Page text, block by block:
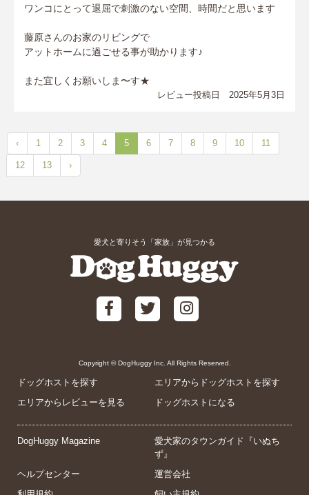
ワンコにとって退屈で刺激のない空間、時間だと思います
藤原さんのお家のリビングで
アットホームに過ごせる事が助かります♪
また宜しくお願いしま〜す★
レビュー投稿日 2025年5月3日
‹ 1 2 3 4 5 6 7 8 9 10 11
12 13 ›
愛犬と寄りそう「家族」が見つかる
Copyright © DogHuggy Inc. All Rights Reserved.
ドッグホストを探す
エリアからドッグホストを探す
エリアからレビューを見る
ドッグホストになる
DogHuggy Magazine
愛犬家のタウンガイド『いぬち
ず』
ヘルプセンター
運営会社